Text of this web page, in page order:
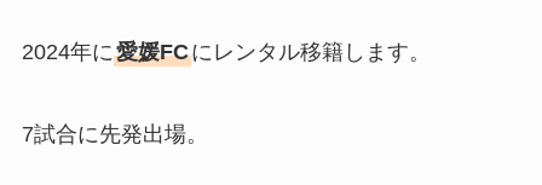
2024年に愛媛FCにレンタル移籍します。
7試合に先発出場。